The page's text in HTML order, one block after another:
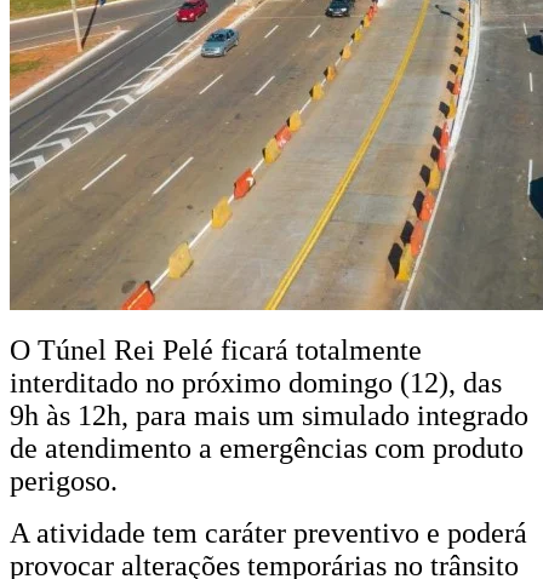
O Túnel Rei Pelé ficará totalmente
interditado no próximo domingo (12), das
9h às 12h, para mais um simulado integrado
de atendimento a emergências com produto
perigoso.
A atividade tem caráter preventivo e poderá
provocar alterações temporárias no trânsito